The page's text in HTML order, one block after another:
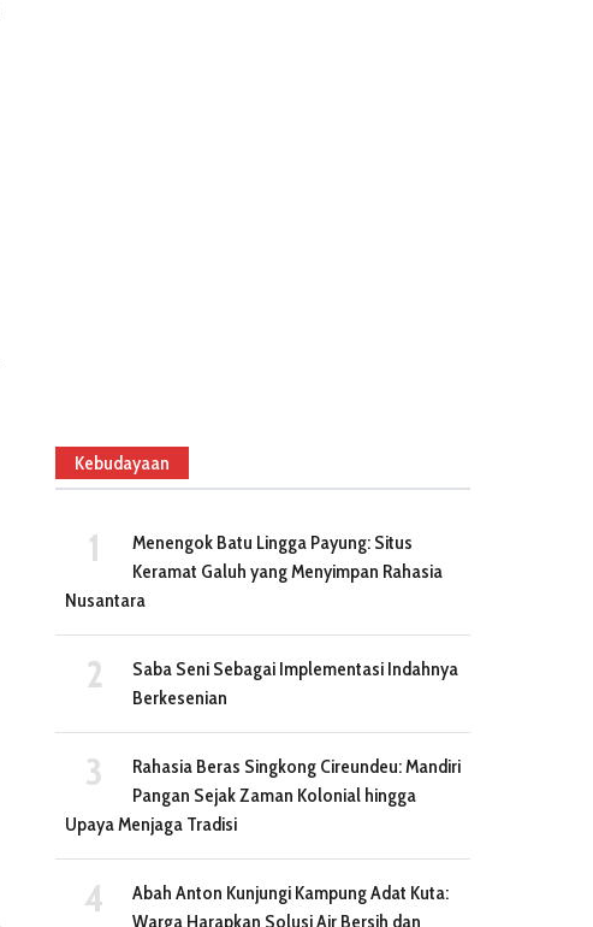
Kebudayaan
Menengok Batu Lingga Payung: Situs
Keramat Galuh yang Menyimpan Rahasia
Nusantara
Saba Seni Sebagai Implementasi Indahnya
Berkesenian
Rahasia Beras Singkong Cireundeu: Mandiri
Pangan Sejak Zaman Kolonial hingga
Upaya Menjaga Tradisi
Abah Anton Kunjungi Kampung Adat Kuta:
Warga Harapkan Solusi Air Bersih dan